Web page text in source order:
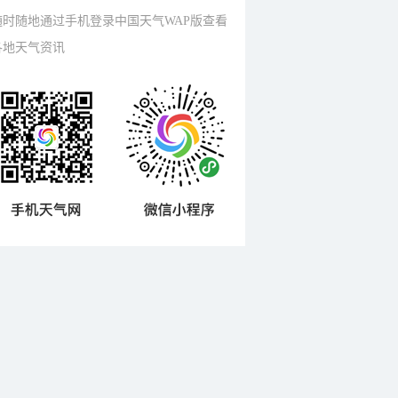
时随地通过手机登录中国天气WAP版查看
地天气资讯